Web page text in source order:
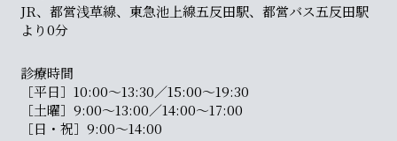
JR、都営浅草線、東急池上線五反田駅、都営バス五反田駅
より0分
診療時間
［平日］10:00〜13:30／15:00〜19:30
［土曜］9:00〜13:00／14:00〜17:00
［日・祝］9:00〜14:00